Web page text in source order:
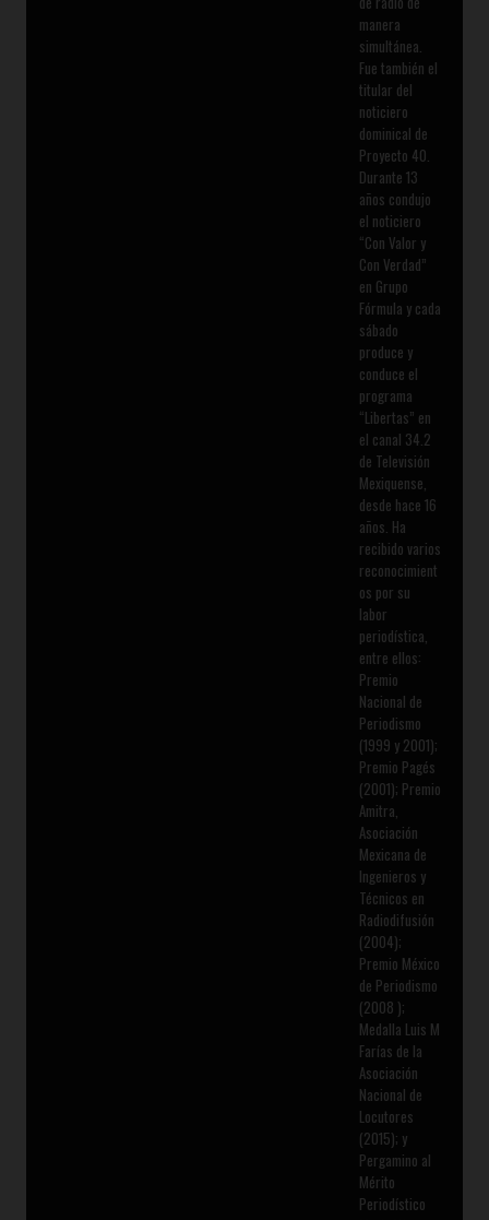
manera
simultánea.
Fue también el
titular del
noticiero
dominical de
Proyecto 40.
Durante 13
años condujo
el noticiero
“Con Valor y
Con Verdad”
en Grupo
Fórmula y cada
sábado
produce y
conduce el
programa
“Libertas” en
el canal 34.2
de Televisión
Mexiquense,
desde hace 16
años. Ha
recibido varios
reconocimient
os por su
labor
periodística,
entre ellos:
Premio
Nacional de
Periodismo
(1999 y 2001);
Premio Pagés
(2001); Premio
Amitra,
Asociación
Mexicana de
Ingenieros y
Técnicos en
Radiodifusión
(2004);
Premio México
de Periodismo
(2008 );
Medalla Luis M
Farías de la
Asociación
Nacional de
Locutores
(2015); y
Pergamino al
Mérito
Periodístico